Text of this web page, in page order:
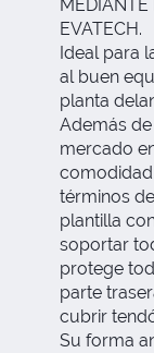
MEDIANTE
EVATECH.
Ideal para
al buen
planta
Además
mercado
comodidad
términos
plantilla
soportar
protege
parte
cubrir
Su forma